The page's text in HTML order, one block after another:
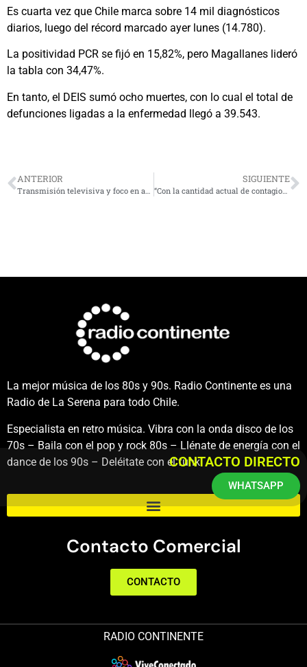
Es cuarta vez que Chile marca sobre 14 mil diagnósticos
diarios, luego del récord marcado ayer lunes (14.780).
La positividad PCR se fijó en 15,82%, pero Magallanes lideró
la tabla con 34,47%.
En tanto, el DEIS sumó ocho muertes, con lo cual el total de
defunciones ligadas a la enfermedad llegó a 39.543.
ANTERIOR SIGUIENTE
“Con la cantidad actual de contagios, es imposible mantener la trazabilidad”
La mejor música de los 80s y 90s. Radio Continente es una
Radio de La Serena para todo Chile.
Especialista en retro música. Vibra con la onda disco de los
70s – Baila con el pop y rock 80s – Llénate de energía con el
dance de los 90s – Deléitate con el funk.
Contacto Comercial
CONTACTO
RADIO CONTINENTE
CONTACTO DIRECTO
WHATSAPP